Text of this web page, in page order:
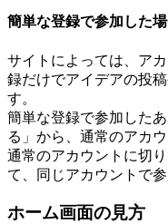
簡単な登録で参加した
サイトによっては、ア
録だけでアイデアの投
す。
簡単な登録で参加した
る」から、通常のアカ
通常のアカウントに切
て、同じアカウントで
ホーム画面の見方